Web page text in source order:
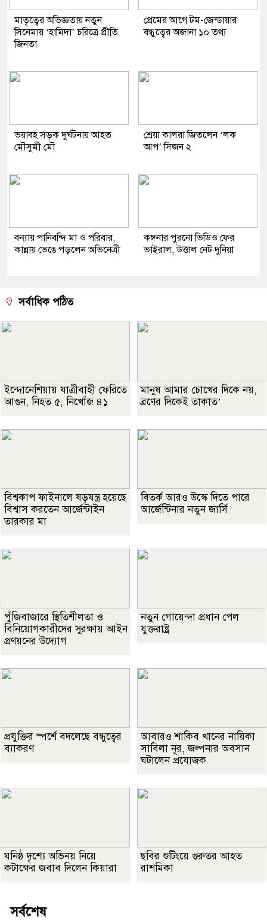
মাতৃত্বের অভিজ্ঞতায় নতুন
সিনেমায় ‘হামিদা’ চরিত্রে প্রীতি
জিনতা
প্রেমের আগে টম-জেন্ডায়ার
বন্ধুত্বের অজানা ১০ তথ্য
ভয়াবহ সড়ক দুর্ঘটনায় আহত
মৌসুমী মৌ
শ্রেয়া কালরা জিতলেন ‘লক
আপ’ সিজন ২
বন্যায় পানিবন্দি মা ও পরিবার,
কান্নায় ভেঙে পড়লেন অভিনেত্রী
কঙ্গনার পুরনো ভিডিও ফের
ভাইরাল, উত্তাল নেট দুনিয়া
সর্বাধিক পঠিত
ইন্দোনেশিয়ায় যাত্রীবাহী ফেরিতে
আগুন, নিহত ৫, নিখোঁজ ৪১
মানুষ আমার চোখের দিকে নয়,
ব্রণের দিকেই তাকাত’
বিশ্বকাপ ফাইনালে ষড়যন্ত্র হয়েছে
বিশ্বাস করতেন আর্জেন্টাইন
তারকার মা
বিতর্ক আরও উস্কে দিতে পারে
আর্জেন্টিনার নতুন জার্সি
পুঁজিবাজারে স্থিতিশীলতা ও
বিনিয়োগকারীদের সুরক্ষায় আইন
প্রণয়নের উদ্যোগ
নতুন গোয়েন্দা প্রধান পেল
যুক্তরাষ্ট্র
প্রযুক্তির স্পর্শে বদলেছে বন্ধুত্বের
ব্যাকরণ
আবারও শাকিব খানের নায়িকা
সাবিলা নূর, জল্পনার অবসান
ঘটালেন প্রযোজক
ঘনিষ্ঠ দৃশ্যে অভিনয় নিয়ে
কটাক্ষের জবাব দিলেন কিয়ারা
ছবির শুটিংয়ে গুরুতর আহত
রাশমিকা
সর্বশেষ